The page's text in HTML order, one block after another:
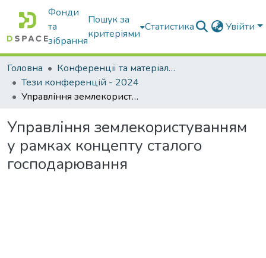
Фонди
та
зібрання
Пошук за
критеріями
Статистика Увійти
Головна
Конференції та матеріали конференцій
Тези конференцій - 2024
Управління землекористуванням у рамках концепту сталого господарювання
Управління землекористуванням
у рамках концепту сталого
господарювання